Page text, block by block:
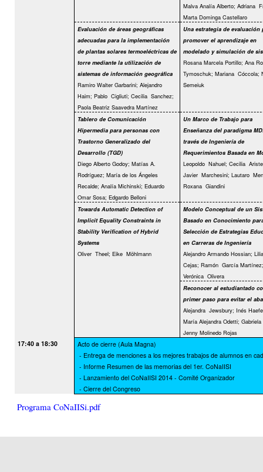
Malva Analía Alberto; Adriana
Marta Dominga Castellaro
Evaluación de áreas geográficas
adecuadas para la implementación
de plantas solares termoeléctricas de
torre mediante la utilización de
sistemas de información geográfica
Ramiro Walter Garbarini; Alejandro
Haim; Pablo Cigliuti; Cecilia Sanchez;
Paola Beatriz Saavedra Martínez
Una estrategia de evaluación
promover el aprendizaje en
modelado y simulación de
Rosana Marcela Portillo; Ana
Tymoschuk; Mariana Cóccola;
Semeiuk
Tablero de Comunicación
Hipermedia para personas con
Trastorno Generalizado del
Desarrollo (TGD)
Diego Alberto Godoy; Matías A.
Rodríguez; María de los Ángeles
Recalde; Analía Michinski; Eduardo
Omar Sosa; Edgardo Belloni
Un Marco de Trabajo para
Enseñanza del paradigma
través de Ingeniería de
Requerimientos Basada en
Leopoldo Nahuel; Cecilia
Javier Marchesini; Lautaro
Roxana Giandini
Towards Automatic Detection of
Implicit Equality Constraints in
Stability Veriﬁcation of Hybrid
Systems
Oliver Theel; Eike Möhlmann
Modelo Conceptual de un
Basado en Conocimiento
Selección de Estrategias
en Carreras de Ingeniería
Alejandro Armando Hossian;
Cejas; Ramón García Martínez;
Verónica Olivera
Reconocer al estudiantado
primer paso para evitar el
Alejandra Jewsbury; Inés
María Alejandra Odetti;
Jenny Molinedo Rojas
17:40 a 18:30
Acto de cierre (Aula Magna)
- Entrega de menciones a los mejores trabajos de alumnos en
- Informe Resumen de las memorias del 1er. CoNaIISI
- Lanzamiento del CoNaIISI 2014 - Comité Organizador
- Cierre del Congreso
Programa CoNaIISi.pdf